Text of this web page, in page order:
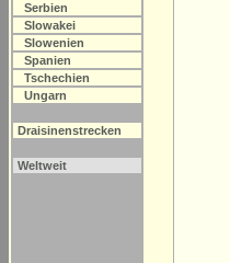
Serbien
Slowakei
Slowenien
Spanien
Tschechien
Ungarn
Draisinenstrecken
Weltweit